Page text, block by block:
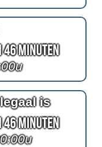
46 Minuten
is
46 Minuten